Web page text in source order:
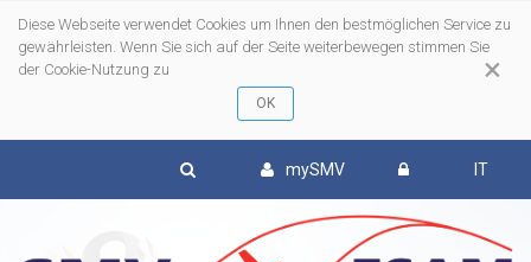
×
Diese Webseite verwendet Cookies um Ihnen den bestmöglichen Service zu
gewährleisten. Wenn Sie sich auf der Seite weiterbewegen stimmen Sie
der Cookie-Nutzung zu
mySMV IT